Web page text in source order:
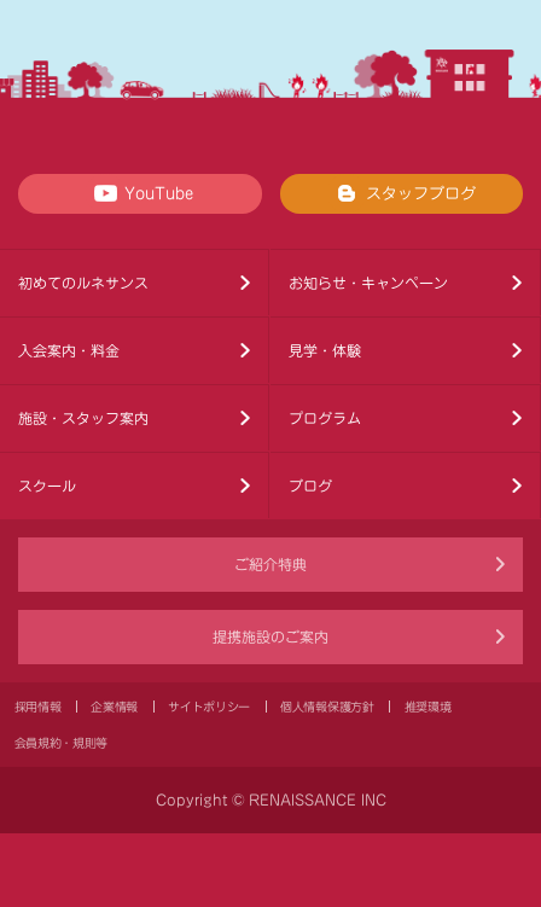
YouTube スタッフブログ
初めてのルネサンス お知らせ・キャンペーン
入会案内・料金 見学・体験
施設・スタッフ案内 プログラム
スクール ブログ
ご紹介特典
提携施設のご案内
採用情報 企業情報 サイトポリシー 個人情報保護方針 推奨環境
会員規約・規則等
Copyright © RENAISSANCE INC